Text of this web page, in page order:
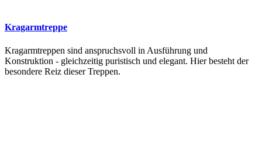
Kragarmtreppe
Kragarmtreppen sind anspruchsvoll in Ausführung und
Konstruktion - gleichzeitig puristisch und elegant. Hier besteht der
besondere Reiz dieser Treppen.